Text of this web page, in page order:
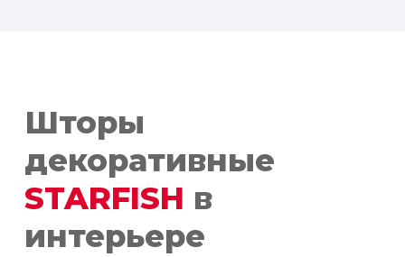
Шторы
декоративные
STARFISH в
интерьере